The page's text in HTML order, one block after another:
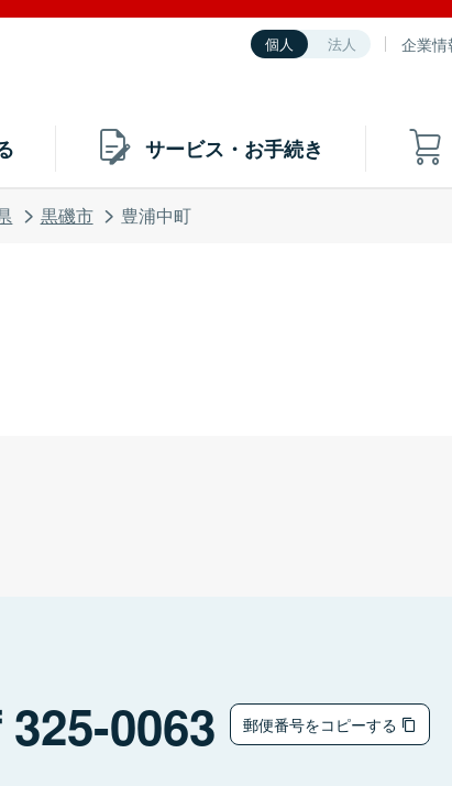
個人 法人 企業情
サービス・お手続き
黒磯市 豊浦中町
325-0063 郵便番号をコピーする